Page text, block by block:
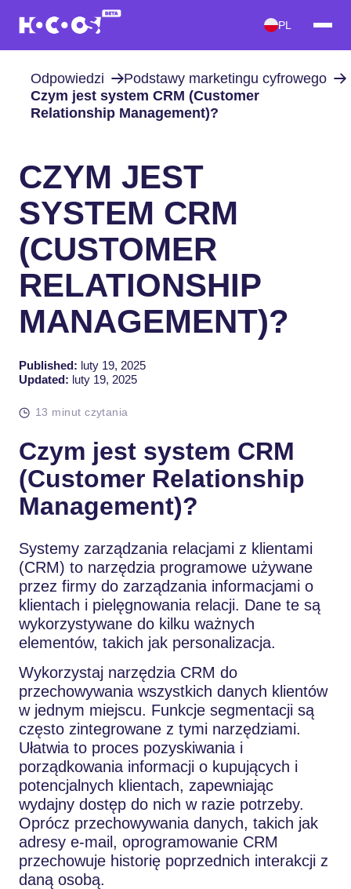
PL
Odpowiedzi
Podstawy marketingu cyfrowego
Czym jest system CRM (Customer
Relationship Management)?
CZYM JEST
SYSTEM CRM
(CUSTOMER
RELATIONSHIP
MANAGEMENT)?
Published: luty 19, 2025
Updated: luty 19, 2025
13 minut czytania
Czym jest system CRM
(Customer Relationship
Management)?
Systemy zarządzania relacjami z klientami
(CRM) to narzędzia programowe używane
przez firmy do zarządzania informacjami o
klientach i pielęgnowania relacji. Dane te są
wykorzystywane do kilku ważnych
elementów, takich jak personalizacja.
Wykorzystaj narzędzia CRM do
przechowywania wszystkich danych klientów
w jednym miejscu. Funkcje segmentacji są
często zintegrowane z tymi narzędziami.
Ułatwia to proces pozyskiwania i
porządkowania informacji o kupujących i
potencjalnych klientach, zapewniając
wydajny dostęp do nich w razie potrzeby.
Oprócz przechowywania danych, takich jak
adresy e-mail, oprogramowanie CRM
przechowuje historię poprzednich interakcji z
daną osobą.